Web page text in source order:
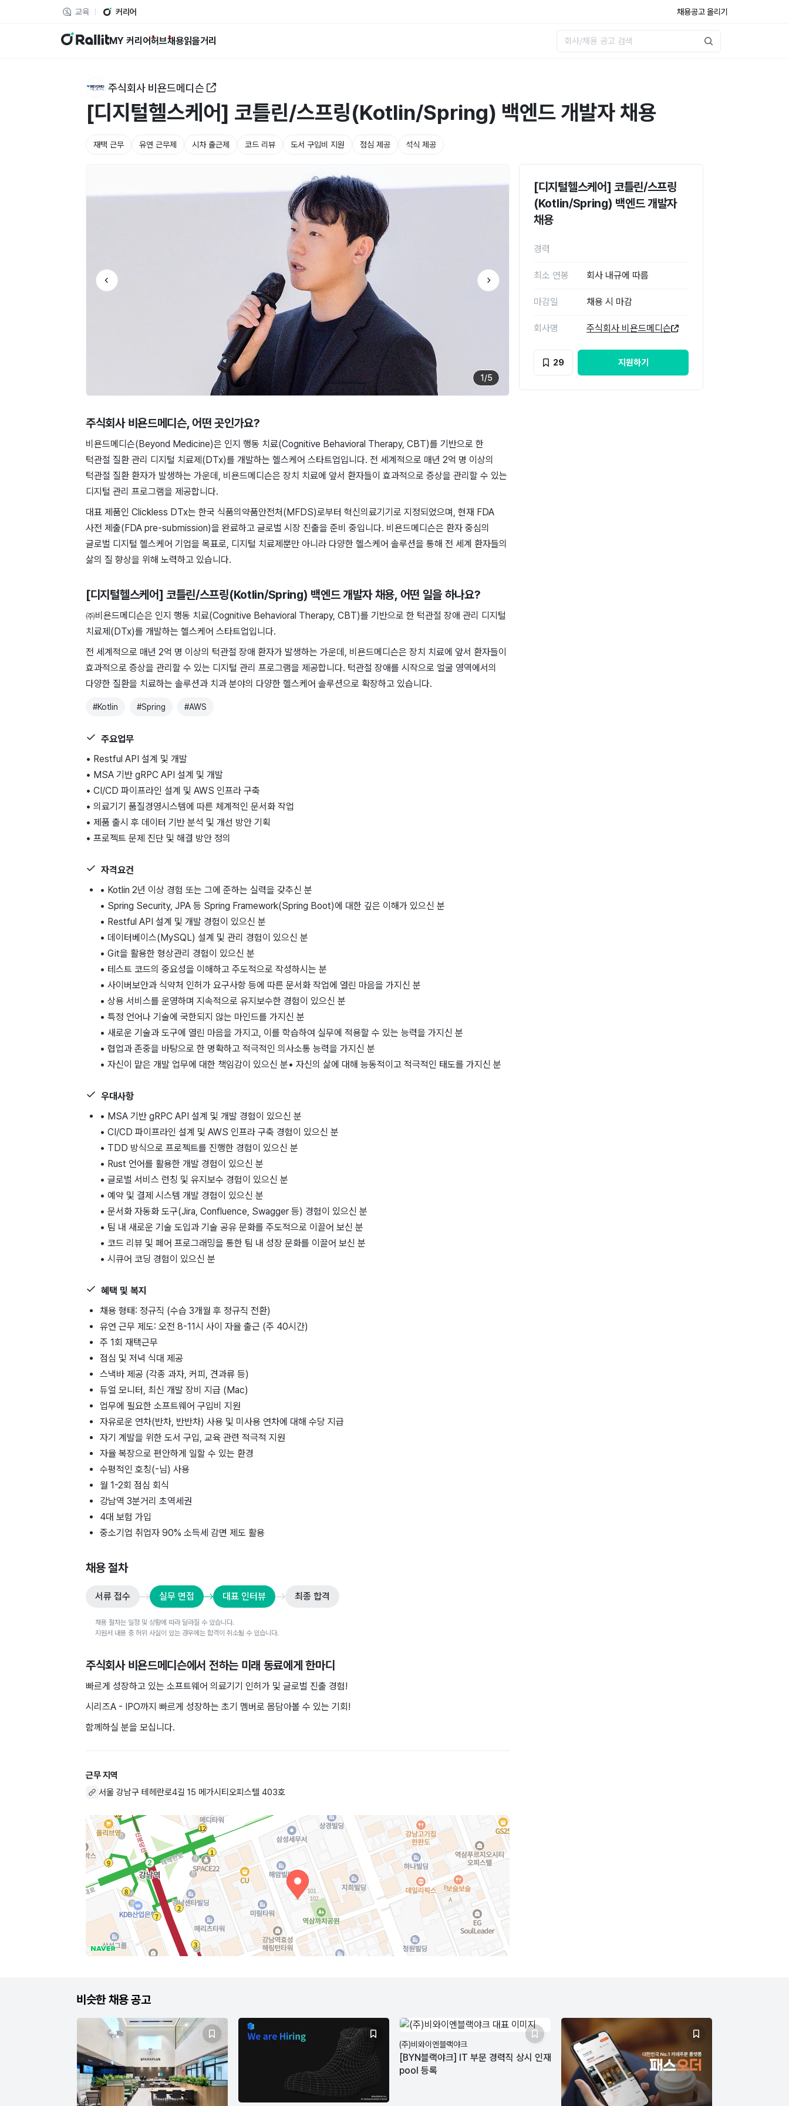
교육 커리어 채용공고 올리기
랠릿 MY 커리어허브채용읽을거리
주식회사 비욘드메디슨
[디지털헬스케어] 코틀린/스프링(Kotlin/Spring) 백엔드 개발자 채용
재택 근무 유연 근무제 시차 출근제 코드 리뷰 도서 구입비 지원 점심 제공 석식 제공
1/5
주식회사 비욘드메디슨, 어떤 곳인가요?
비욘드메디슨(Beyond Medicine)은 인지 행동 치료(Cognitive Behavioral Therapy, CBT)를 기반으로 한
턱관절 질환 관리 디지털 치료제(DTx)를 개발하는 헬스케어 스타트업입니다. 전 세계적으로 매년 2억 명 이상의
턱관절 질환 환자가 발생하는 가운데, 비욘드메디슨은 장치 치료에 앞서 환자들이 효과적으로 증상을 관리할 수 있는
디지털 관리 프로그램을 제공합니다.
대표 제품인 Clickless DTx는 한국 식품의약품안전처(MFDS)로부터 혁신의료기기로 지정되었으며, 현재 FDA
사전 제출(FDA pre-submission)을 완료하고 글로벌 시장 진출을 준비 중입니다. 비욘드메디슨은 환자 중심의
글로벌 디지털 헬스케어 기업을 목표로, 디지털 치료제뿐만 아니라 다양한 헬스케어 솔루션을 통해 전 세계 환자들의
삶의 질 향상을 위해 노력하고 있습니다.
[디지털헬스케어] 코틀린/스프링(Kotlin/Spring) 백엔드 개발자 채용, 어떤 일을 하나요?
㈜비욘드메디슨은 인지 행동 치료(Cognitive Behavioral Therapy, CBT)를 기반으로 한 턱관절 장애 관리 디지털
치료제(DTx)를 개발하는 헬스케어 스타트업입니다.
전 세계적으로 매년 2억 명 이상의 턱관절 장애 환자가 발생하는 가운데, 비욘드메디슨은 장치 치료에 앞서 환자들이
효과적으로 증상을 관리할 수 있는 디지털 관리 프로그램을 제공합니다. 턱관절 장애를 시작으로 얼굴 영역에서의
다양한 질환을 치료하는 솔루션과 치과 분야의 다양한 헬스케어 솔루션으로 확장하고 있습니다.
#Kotlin #Spring #AWS
주요업무
• Restful API 설계 및 개발
• MSA 기반 gRPC API 설계 및 개발
• CI/CD 파이프라인 설계 및 AWS 인프라 구축
• 의료기기 품질경영시스템에 따른 체계적인 문서화 작업
• 제품 출시 후 데이터 기반 분석 및 개선 방안 기획
• 프로젝트 문제 진단 및 해결 방안 정의
자격요건
• Kotlin 2년 이상 경험 또는 그에 준하는 실력을 갖추신 분
• Spring Security, JPA 등 Spring Framework(Spring Boot)에 대한 깊은 이해가 있으신 분
• Restful API 설계 및 개발 경험이 있으신 분
• 데이터베이스(MySQL) 설계 및 관리 경험이 있으신 분
• Git을 활용한 형상관리 경험이 있으신 분
• 테스트 코드의 중요성을 이해하고 주도적으로 작성하시는 분
• 사이버보안과 식약처 인허가 요구사항 등에 따른 문서화 작업에 열린 마음을 가지신 분
• 상용 서비스를 운영하며 지속적으로 유지보수한 경험이 있으신 분
• 특정 언어나 기술에 국한되지 않는 마인드를 가지신 분
• 새로운 기술과 도구에 열린 마음을 가지고, 이를 학습하여 실무에 적용할 수 있는 능력을 가지신 분
• 협업과 존중을 바탕으로 한 명확하고 적극적인 의사소통 능력을 가지신 분
• 자신이 맡은 개발 업무에 대한 책임감이 있으신 분• 자신의 삶에 대해 능동적이고 적극적인 태도를 가지신 분
우대사항
• MSA 기반 gRPC API 설계 및 개발 경험이 있으신 분
• CI/CD 파이프라인 설계 및 AWS 인프라 구축 경험이 있으신 분
• TDD 방식으로 프로젝트를 진행한 경험이 있으신 분
• Rust 언어를 활용한 개발 경험이 있으신 분
• 글로벌 서비스 런칭 및 유지보수 경험이 있으신 분
• 예약 및 결제 시스템 개발 경험이 있으신 분
• 문서화 자동화 도구(Jira, Confluence, Swagger 등) 경험이 있으신 분
• 팀 내 새로운 기술 도입과 기술 공유 문화를 주도적으로 이끌어 보신 분
• 코드 리뷰 및 페어 프로그래밍을 통한 팀 내 성장 문화를 이끌어 보신 분
• 시큐어 코딩 경험이 있으신 분
혜택 및 복지
채용 형태: 정규직 (수습 3개월 후 정규직 전환)
유연 근무 제도: 오전 8-11시 사이 자율 출근 (주 40시간)
주 1회 재택근무
점심 및 저녁 식대 제공
스낵바 제공 (각종 과자, 커피, 견과류 등)
듀얼 모니터, 최신 개발 장비 지급 (Mac)
업무에 필요한 소프트웨어 구입비 지원
자유로운 연차(반차, 반반차) 사용 및 미사용 연차에 대해 수당 지급
자기 계발을 위한 도서 구입, 교육 관련 적극적 지원
자율 복장으로 편안하게 일할 수 있는 환경
수평적인 호칭(-님) 사용
월 1-2회 점심 회식
강남역 3분거리 초역세권
4대 보험 가입
중소기업 취업자 90% 소득세 감면 제도 활용
채용 절차
서류 접수 실무 면접 대표 인터뷰 최종 합격
채용 절차는 일정 및 상황에 따라 달라질 수 있습니다.
지원서 내용 중 허위 사실이 있는 경우에는 합격이 취소될 수 있습니다.
주식회사 비욘드메디슨에서 전하는 미래 동료에게 한마디
빠르게 성장하고 있는 소프트웨어 의료기기 인허가 및 글로벌 진출 경험!
시리즈A - IPO까지 빠르게 성장하는 초기 멤버로 몸담아볼 수 있는 기회!
함께하실 분을 모십니다.
근무 지역
서울 강남구 테헤란로4길 15 메가시티오피스텔 403호
[디지털헬스케어] 코틀린/스프링
(Kotlin/Spring) 백엔드 개발자
채용
경력
최소 연봉 회사 내규에 따름
마감일 채용 시 마감
회사명 주식회사 비욘드메디슨
29 지원하기
비슷한 채용 공고
(주)비와이엔블랙야크
[BYN블랙야크] IT 부문 경력직 상시 인재
pool 등록